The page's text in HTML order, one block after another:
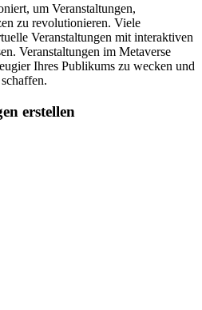
um Veranstaltungen,
zu revolutionieren. Viele
Veranstaltungen mit interaktiven
Veranstaltungen im Metaverse
Ihres Publikums zu wecken und
erstellen